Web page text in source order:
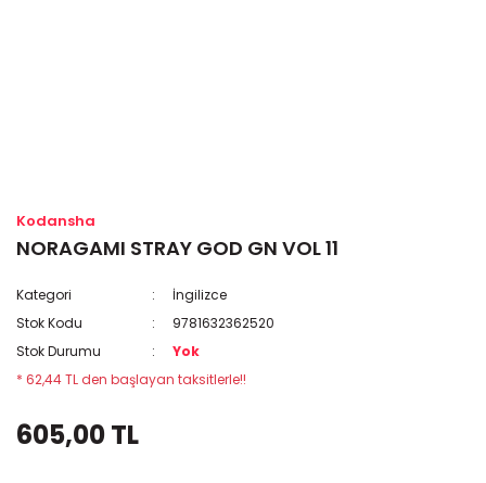
Kodansha
NORAGAMI STRAY GOD GN VOL 11
Kategori
İngilizce
Stok Kodu
9781632362520
Stok Durumu
Yok
* 62,44 TL den başlayan taksitlerle!!
605,00 TL